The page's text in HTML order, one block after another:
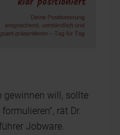
gewinnen will, sollte
rät Dr.
Jobware.